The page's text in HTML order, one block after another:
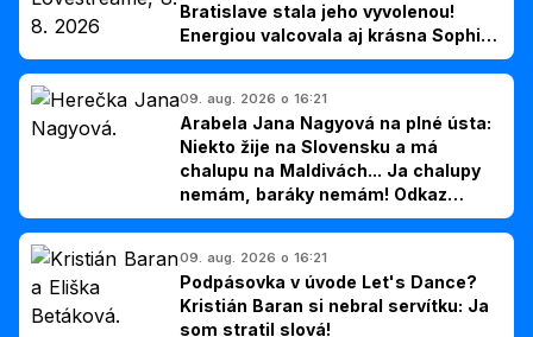
Bratislave stala jeho vyvolenou!
Energiou valcovala aj krásna Sophie
Ellis-Bextor (foto)
09. aug. 2026 o 16:21
Arabela Jana Nagyová na plné ústa:
Niekto žije na Slovensku a má
chalupu na Maldivách... Ja chalupy
nemám, baráky nemám! Odkaz
Slovákom
09. aug. 2026 o 16:21
Podpásovka v úvode Let's Dance?
Kristián Baran si nebral servítku: Ja
som stratil slová!